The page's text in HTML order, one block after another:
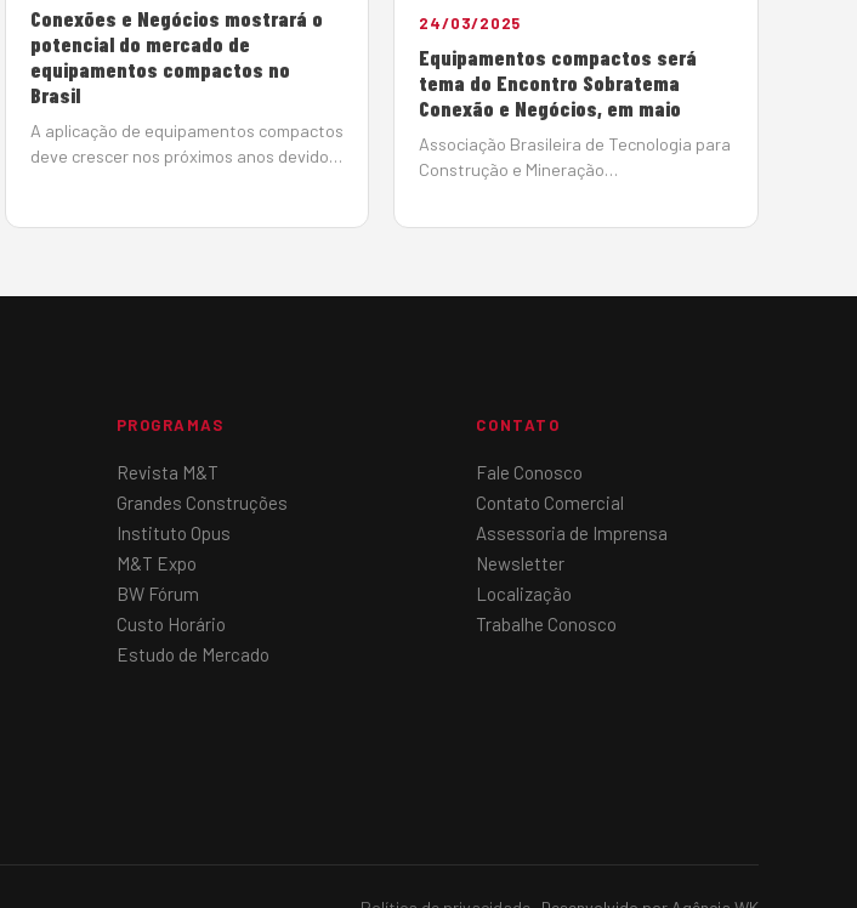
Conexões e Negócios mostrará o
potencial do mercado de
equipamentos compactos no
Brasil
A aplicação de equipamentos compactos
deve crescer nos próximos anos devido
habitação de interesse social e
24/03/2025
Equipamentos compactos será
tema do Encontro Sobratema
Conexão e Negócios, em maio
Associação Brasileira de Tecnologia para
Construção e Mineração
Sobra…
PROGRAMAS
Revista M&T
Grandes Construções
Instituto Opus
M&T Expo
BW Fórum
Custo Horário
Estudo de Mercado
CONTATO
Fale Conosco
Contato Comercial
Assessoria de Imprensa
Newsletter
Localização
Trabalhe Conosco